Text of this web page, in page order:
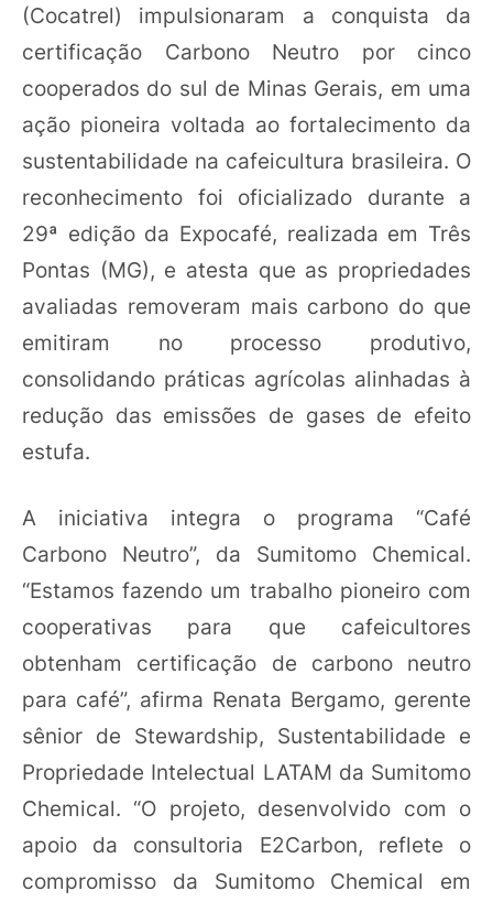
(Cocatrel) impulsionaram a conquista da
certificação Carbono Neutro por cinco
cooperados do sul de Minas Gerais, em uma
ação pioneira voltada ao fortalecimento da
sustentabilidade na cafeicultura brasileira. O
reconhecimento foi oficializado durante a
29ª edição da Expocafé, realizada em Três
Pontas (MG), e atesta que as propriedades
avaliadas removeram mais carbono do que
emitiram no processo produtivo,
consolidando práticas agrícolas alinhadas à
redução das emissões de gases de efeito
estufa.
A iniciativa integra o programa “Café
Carbono Neutro”, da Sumitomo Chemical.
“Estamos fazendo um trabalho pioneiro com
cooperativas para que cafeicultores
obtenham certificação de carbono neutro
para café”, afirma Renata Bergamo, gerente
sênior de Stewardship, Sustentabilidade e
Propriedade Intelectual LATAM da Sumitomo
Chemical. “O projeto, desenvolvido com o
apoio da consultoria E2Carbon, reflete o
compromisso da Sumitomo Chemical em